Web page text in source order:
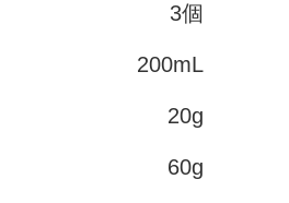
3個
200mL
20g
60g